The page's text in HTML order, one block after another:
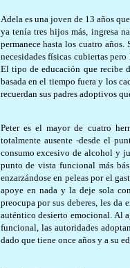
Adela es una joven de 13 años
ya tenía tres hijos más, ingresa
permanece hasta los cuatro
necesidades físicas cubiertas
El tipo de educación que recibe
basada en el tiempo fuera y los
recuerdan sus padres adoptivos
Peter es el mayor de cuatro
totalmente ausente -desde el
consumo excesivo de alcohol y
punto de vista funcional más
enzarzándose en peleas por el
apoye en nada y la deje sola
preocupa por sus deberes, les
auténtico desierto emocional. Al
funcional, las autoridades
dado que tiene once años y a su